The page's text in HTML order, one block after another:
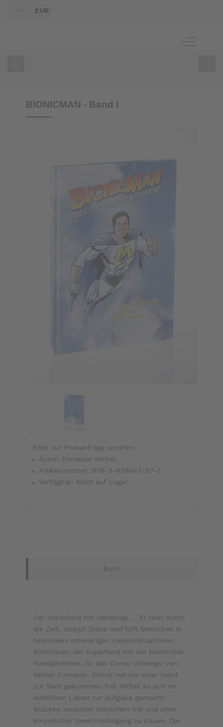
EUR
Off-
BIONICMAN - Band I
Bitte zur Preisanfrage anrufen:
Autor: Fornasier Michel
Artikelnummer: 978-3-939043-97-3
Verfügbar: Nicht auf Lager
Buch
Der Superheld mit Handicap ... Er reist durch
die Zeit, stoppt Diebe und hilft Menschen in
besonders schwierigen Lebenssituationen.
Bionicman, der Superheld mit der bionischen
Handprothese, ist das Comic-Alterego von
Michel Fornasier. Selbst mit nur einer Hand
zur Welt gekommen, hat Michel es sich im
wirklichen Leben zur Aufgabe gemacht,
Brücken zwischen Menschen mit und ohne
körperlicher Beeinträchtigung zu bauen. Die